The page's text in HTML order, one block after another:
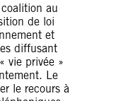
au
de loi
et
diffusant
vie privée »
Le
le recours à